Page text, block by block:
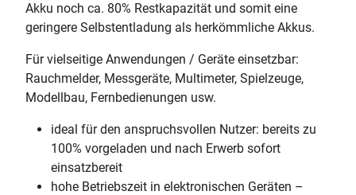
Akku noch ca. 80% Restkapazität und somit eine
geringere Selbstentladung als herkömmliche Akkus.
Für vielseitige Anwendungen / Geräte einsetzbar:
Rauchmelder, Messgeräte, Multimeter, Spielzeuge,
Modellbau, Fernbedienungen usw.
ideal für den anspruchsvollen Nutzer: bereits zu
100% vorgeladen und nach Erwerb sofort
einsatzbereit
hohe Betriebszeit in elektronischen Geräten –